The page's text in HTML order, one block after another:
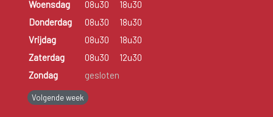
Woensdag
08u30
18u30
Donderdag
08u30
18u30
Vrijdag
08u30
18u30
Zaterdag
08u30
12u30
Zondag
gesloten
Volgende week